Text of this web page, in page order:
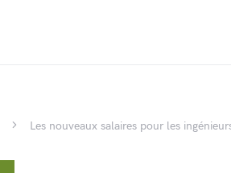
Les nouveaux salaires pour les